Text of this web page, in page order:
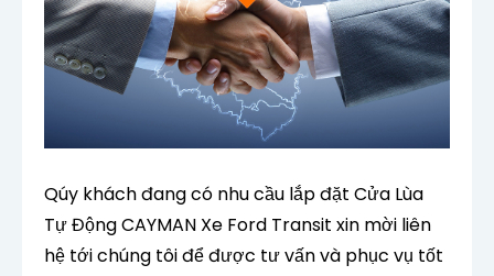
Qúy khách đang có nhu cầu lắp đặt Cửa Lùa
Tự Động CAYMAN Xe Ford Transit xin mời liên
hệ tới chúng tôi để được tư vấn và phục vụ tốt